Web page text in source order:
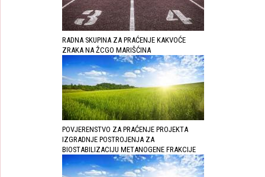
RADNA SKUPINA ZA PRAĆENJE KAKVOĆE
ZRAKA NA ŽCGO MARIŠĆINA
POVJERENSTVO ZA PRAĆENJE PROJEKTA
IZGRADNJE POSTROJENJA ZA
BIOSTABILIZACIJU METANOGENE FRAKCIJE